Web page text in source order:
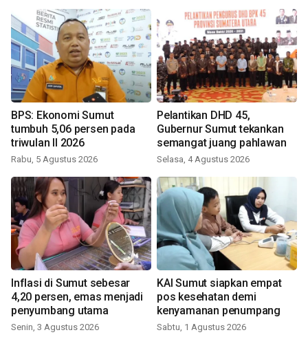
BPS: Ekonomi Sumut
tumbuh 5,06 persen pada
triwulan II 2026
Rabu, 5 Agustus 2026
Pelantikan DHD 45,
Gubernur Sumut tekankan
semangat juang pahlawan
Selasa, 4 Agustus 2026
Inflasi di Sumut sebesar
4,20 persen, emas menjadi
penyumbang utama
Senin, 3 Agustus 2026
KAI Sumut siapkan empat
pos kesehatan demi
kenyamanan penumpang
Sabtu, 1 Agustus 2026